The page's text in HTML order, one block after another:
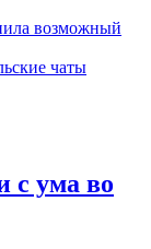
возможный
чаты
с ума во